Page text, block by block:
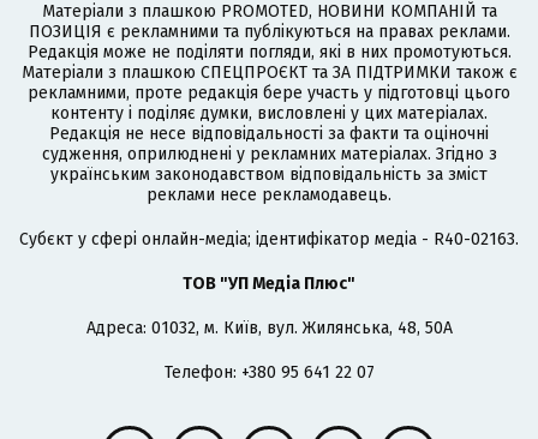
Матеріали з плашкою PROMOTED, НОВИНИ КОМПАНІЙ та
ПОЗИЦІЯ є рекламними та публікуються на правах реклами.
Редакція може не поділяти погляди, які в них промотуються.
Матеріали з плашкою СПЕЦПРОЄКТ та ЗА ПІДТРИМКИ також є
рекламними, проте редакція бере участь у підготовці цього
контенту і поділяє думки, висловлені у цих матеріалах.
Редакція не несе відповідальності за факти та оціночні
судження, оприлюднені у рекламних матеріалах. Згідно з
українським законодавством відповідальність за зміст
реклами несе рекламодавець.
Cубєкт у сфері онлайн-медіа; ідентифікатор медіа - R40-02163.
ТОВ "УП Медіа Плюс"
Адреса: 01032, м. Київ, вул. Жилянська, 48, 50А
Телефон: +380 95 641 22 07